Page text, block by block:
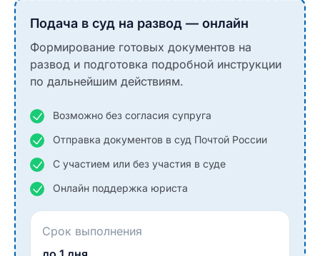
Подача в суд на развод — онлайн
Формирование готовых документов на
развод и подготовка подробной инструкции
по дальнейшим действиям.
Возможно без согласия супруга
Отправка документов в суд Почтой России
С участием или без участия в суде
Онлайн поддержка юриста
Срок выполнения